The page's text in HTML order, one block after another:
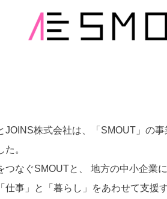
JOINS株式会社は、「SMOUT」の
た。
つなぐSMOUTと、 地方の中小企業
仕事」と「暮らし」をあわせて支援